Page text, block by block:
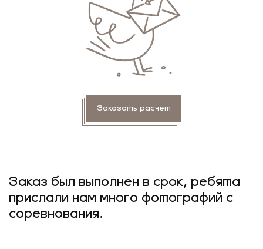
Заказать расчет
Заказ был выполнен в срок, ребята
прислали нам много фотографий с
соревнования.